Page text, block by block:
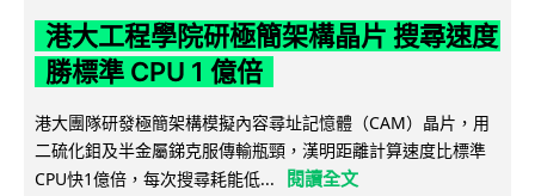
港大工程學院研極簡架構晶片 搜尋速度
勝標準 CPU 1 億倍
港大團隊研發極簡架構模擬內容尋址記憶體（CAM）晶片，用
二硫化鉬及半金屬銻克服傳輸瓶頸，漢明距離計算速度比標準
CPU快1億倍，每次搜尋耗能低...
閱讀全文